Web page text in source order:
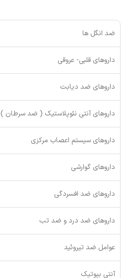
ضد انگل ها
داروهای قلبی- عروقی
داروهای ضد دیابت
داروهای آنتی نئوپلاستیک ( ضد سرطان )
داروهای سیستم اعصاب مرکزی
داروهای گوارشی
داروهای ضد افسردگی
داروهای ضد درد و ضد تب
عوامل ضد تیروئید
آنتی بیوتیک